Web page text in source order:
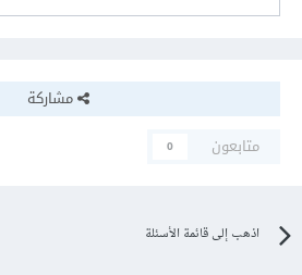
مشاركة
متابعون
0
اذهب إلى قائمة الأسئلة